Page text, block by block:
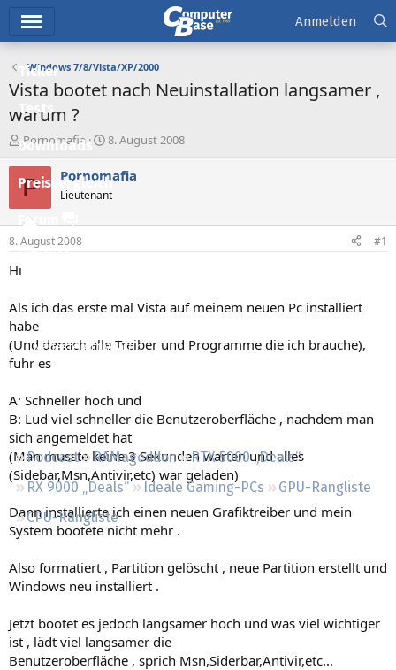
Ticker
Tests
Downloads
Preisvergleich
Forum
Aktuelles
Neue Beiträge
Neueste Aktivitäten
Regeln
Podcast RAMageddon
RTX 5000 „Deals“
RX 9000 „Deals“
Ideale Gaming-PCs
GPU-Rangliste
CPU-Rangliste
Anmelden
Windows 7/8/Vista/XP/2000
Vista bootet nach Neuinstallation langsamer ,
warum ?
E
r
s
t
l
e
Pornomafia
E
s
e
t
8. August 2008
P Pornomafia
Lieutenant
8. August 2008 #1
Hi
Als ich das erste mal Vista auf meinem neuen Pc installiert
habe
(Und danach alle Treiber und Programme die ich brauche),
fuhr es
A: Schneller hoch und
B: Lud viel schneller die Benutzeroberfläche , nachdem man
sich angemeldet hat
(Man musste keine 3 Sekunden warten und alles
(Sidebar,Msn,Antivir,etc) war geladen)
Dann installierte ich einen neuen Grafiktreiber und mein
System bootete nicht mehr .
Also formatiert , Partition gelöscht , neue Partition erstellt und
Windows neu installiert .
Jetzt bootet es jedoch langsamer hoch und was viel wichtiger
ist , lädt viel langsamer die
Benutzeroberfläche , sprich Msn,Siderbar,Antivir,etc...